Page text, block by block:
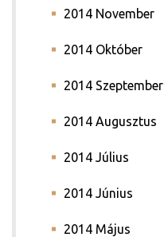
2014 November
2014 Október
2014 Szeptember
2014 Augusztus
2014 Július
2014 Június
2014 Május